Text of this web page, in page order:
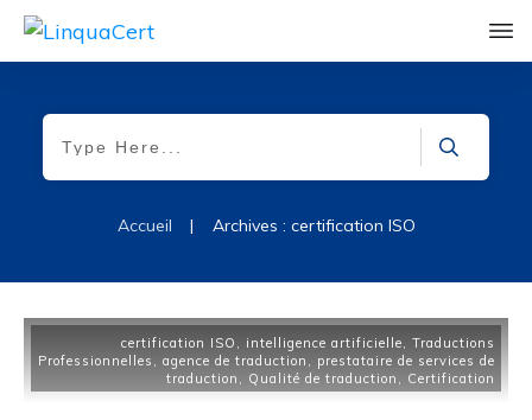
Accueil | Archives : certification ISO
certification ISO , intelligence artificielle, Traductions
Professionnelles , agence de traduction , prestataire de services de
traduction , Qualité de traduction , Certification